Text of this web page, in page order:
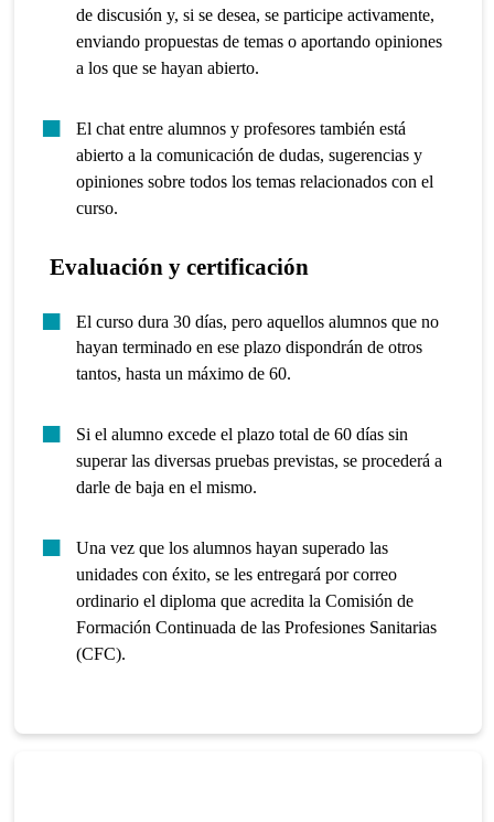
de discusión y, si se desea, se participe activamente,
enviando propuestas de temas o aportando opiniones
a los que se hayan abierto.
El chat entre alumnos y profesores también está
abierto a la comunicación de dudas, sugerencias y
opiniones sobre todos los temas relacionados con el
curso.
Evaluación y certificación
El curso dura 30 días, pero aquellos alumnos que no
hayan terminado en ese plazo dispondrán de otros
tantos, hasta un máximo de 60.
Si el alumno excede el plazo total de 60 días sin
superar las diversas pruebas previstas, se procederá a
darle de baja en el mismo.
Una vez que los alumnos hayan superado las
unidades con éxito, se les entregará por correo
ordinario el diploma que acredita la Comisión de
Formación Continuada de las Profesiones Sanitarias
(CFC).